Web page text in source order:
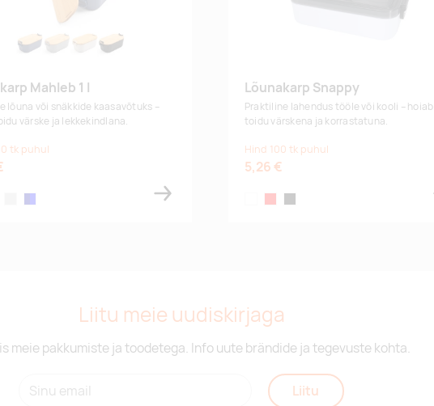
Mahleb 1 l
lõuna või snäkkide kaasavõtuks –
värske ja lekkekindlana.
tk puhul
Lõunakarp Snappy
Praktiline lahendus tööle või kooli – hoiab
toidu värskena ja korrastatuna.
Hind 100 tk puhul
5,26 €
Liitu meie uudiskirjaga
meie pakkumiste ja toodetega. Info uute brändide ja tegevuste kohta.
Liitu